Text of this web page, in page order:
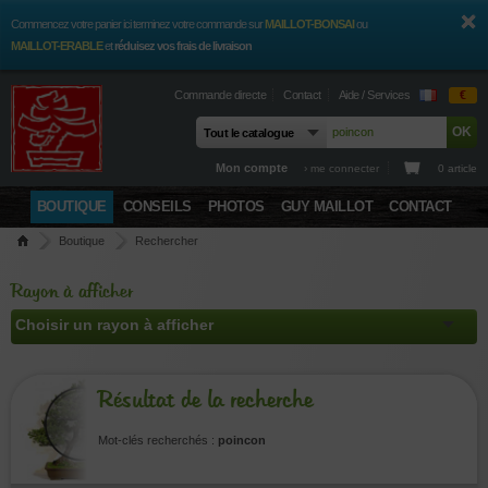
Commencez votre panier ici terminez votre commande surMAILLOT-BONSAIou
MAILLOT-ERABLEetréduisez vos frais de livraison
Commande directe Contact Aide / Services €
Mon compte › me connecter 0 article
BOUTIQUE CONSEILS PHOTOS GUY MAILLOT CONTACT
Boutique Rechercher
Rayon à afficher
Résultat de la recherche
Mot-clés recherchés : poincon